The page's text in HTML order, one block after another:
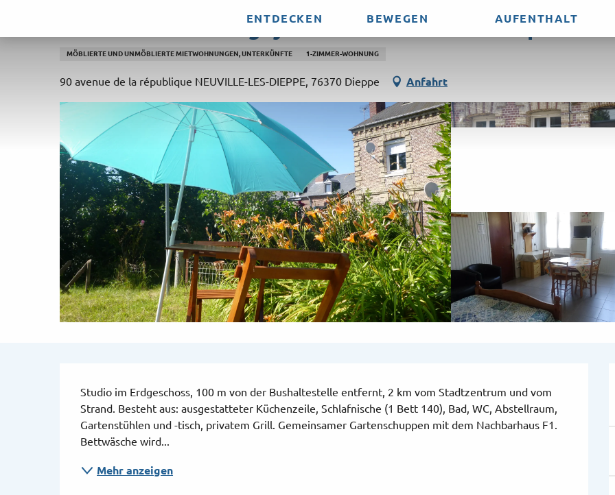
contenu
ENTDECKEN BEWEGEN AUFENTHALT
Mme Hamel Dantigny - Studio de la Route Impériale
MÖBLIERTE UND UNMÖBLIERTE MIETWOHNUNGEN, UNTERKÜNFTE 1-ZIMMER-WOHNUNG
90 avenue de la république NEUVILLE-LES-DIEPPE, 76370 Dieppe Anfahrt
Beschreibung
Studio im Erdgeschoss, 100 m von der Bushaltestelle entfernt, 2 km vom Stadtzentrum und vom
Strand. Besteht aus: ausgestatteter Küchenzeile, Schlafnische (1 Bett 140), Bad, WC, Abstellraum,
Gartenstühlen und -tisch, privatem Grill. Gemeinsamer Gartenschuppen mit dem Nachbarhaus F1.
Bettwäsche wird...
Mehr anzeigen